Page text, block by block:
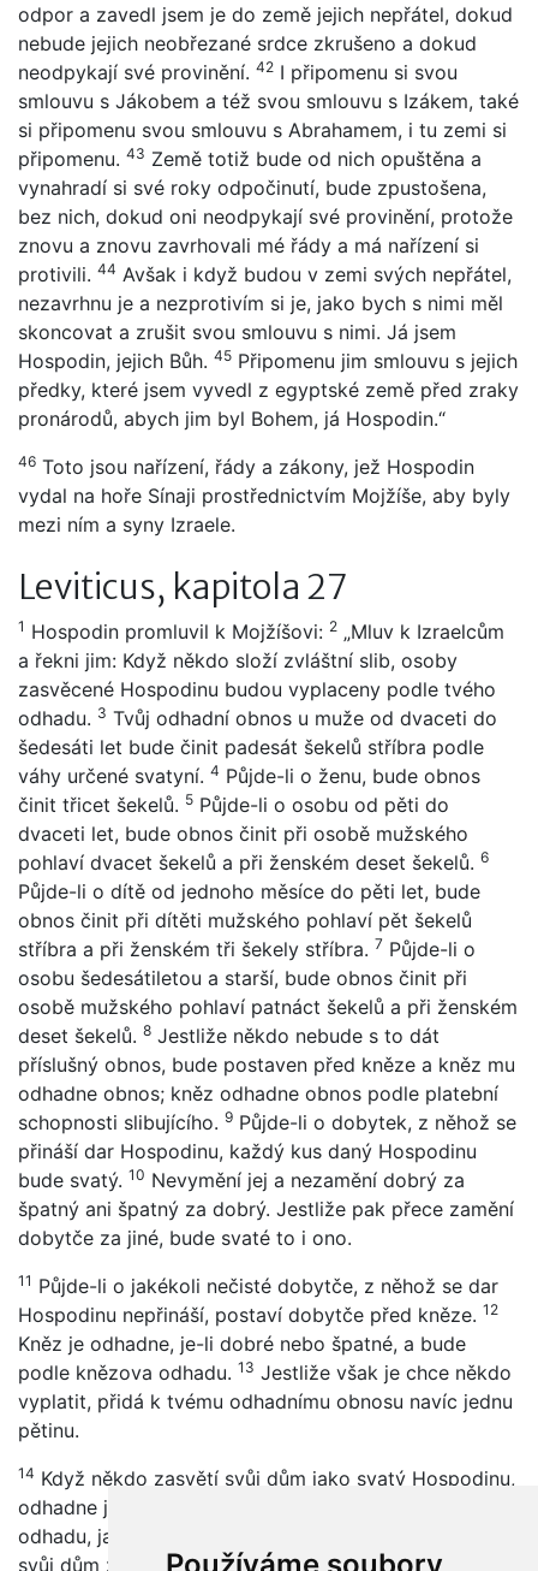
odpor a zavedl jsem je do země jejich nepřátel, dokud
nebude jejich neobřezané srdce zkrušeno a dokud
neodpykají své provinění. 42 I připomenu si svou
smlouvu s Jákobem a též svou smlouvu s Izákem, také
si připomenu svou smlouvu s Abrahamem, i tu zemi si
připomenu. 43 Země totiž bude od nich opuštěna a
vynahradí si své roky odpočinutí, bude zpustošena,
bez nich, dokud oni neodpykají své provinění, protože
znovu a znovu zavrhovali mé řády a má nařízení si
protivili. 44 Avšak i když budou v zemi svých nepřátel,
nezavrhnu je a nezprotivím si je, jako bych s nimi měl
skoncovat a zrušit svou smlouvu s nimi. Já jsem
Hospodin, jejich Bůh. 45 Připomenu jim smlouvu s jejich
předky, které jsem vyvedl z egyptské země před zraky
pronárodů, abych jim byl Bohem, já Hospodin.“
46 Toto jsou nařízení, řády a zákony, jež Hospodin
vydal na hoře Sínaji prostřednictvím Mojžíše, aby byly
mezi ním a syny Izraele.
Leviticus, kapitola 27
1 Hospodin promluvil k Mojžíšovi: 2 „Mluv k Izraelcům
a řekni jim: Když někdo složí zvláštní slib, osoby
zasvěcené Hospodinu budou vyplaceny podle tvého
odhadu. 3 Tvůj odhadní obnos u muže od dvaceti do
šedesáti let bude činit padesát šekelů stříbra podle
váhy určené svatyní. 4 Půjde-li o ženu, bude obnos
činit třicet šekelů. 5 Půjde-li o osobu od pěti do
dvaceti let, bude obnos činit při osobě mužského
pohlaví dvacet šekelů a při ženském deset šekelů. 6
Půjde-li o dítě od jednoho měsíce do pěti let, bude
obnos činit při dítěti mužského pohlaví pět šekelů
stříbra a při ženském tři šekely stříbra. 7 Půjde-li o
osobu šedesátiletou a starší, bude obnos činit při
osobě mužského pohlaví patnáct šekelů a při ženském
deset šekelů. 8 Jestliže někdo nebude s to dát
příslušný obnos, bude postaven před kněze a kněz mu
odhadne obnos; kněz odhadne obnos podle platební
schopnosti slibujícího. 9 Půjde-li o dobytek, z něhož se
přináší dar Hospodinu, každý kus daný Hospodinu
bude svatý. 10 Nevymění jej a nezamění dobrý za
špatný ani špatný za dobrý. Jestliže pak přece zamění
dobytče za jiné, bude svaté to i ono.
11 Půjde-li o jakékoli nečisté dobytče, z něhož se dar
Hospodinu nepřináší, postaví dobytče před kněze. 12
Kněz je odhadne, je-li dobré nebo špatné, a bude
podle knězova odhadu. 13 Jestliže však je chce někdo
vyplatit, přidá k tvému odhadnímu obnosu navíc jednu
pětinu.
14 Když někdo zasvětí svůj dům jako svatý Hospodinu,
odhadne jej kněz, je-li dobrý nebo špatný; zůstane při
odhadu, jak jej provedl kněz.
svůj dům zasvětil, jej chce vyplatit, přidá k tvému